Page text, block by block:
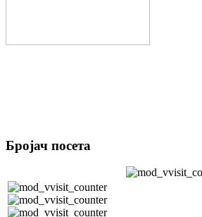
Бројач посета